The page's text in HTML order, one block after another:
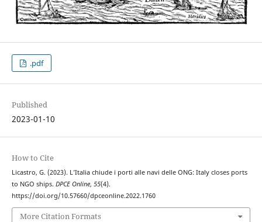
.pdf
Published
2023-01-10
How to Cite
Licastro, G. (2023). L’Italia chiude i porti alle navi delle ONG: Italy closes ports
to NGO ships. DPCE Online, 55(4).
https://doi.org/10.57660/dpceonline.2022.1760
More Citation Formats